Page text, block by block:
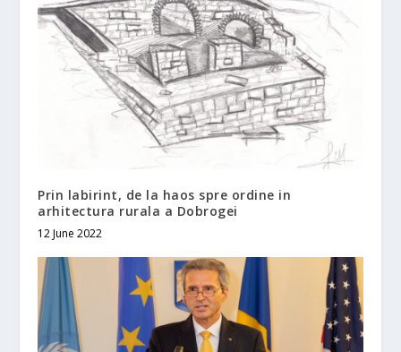
Prin labirint, de la haos spre ordine in
arhitectura rurala a Dobrogei
12 June 2022